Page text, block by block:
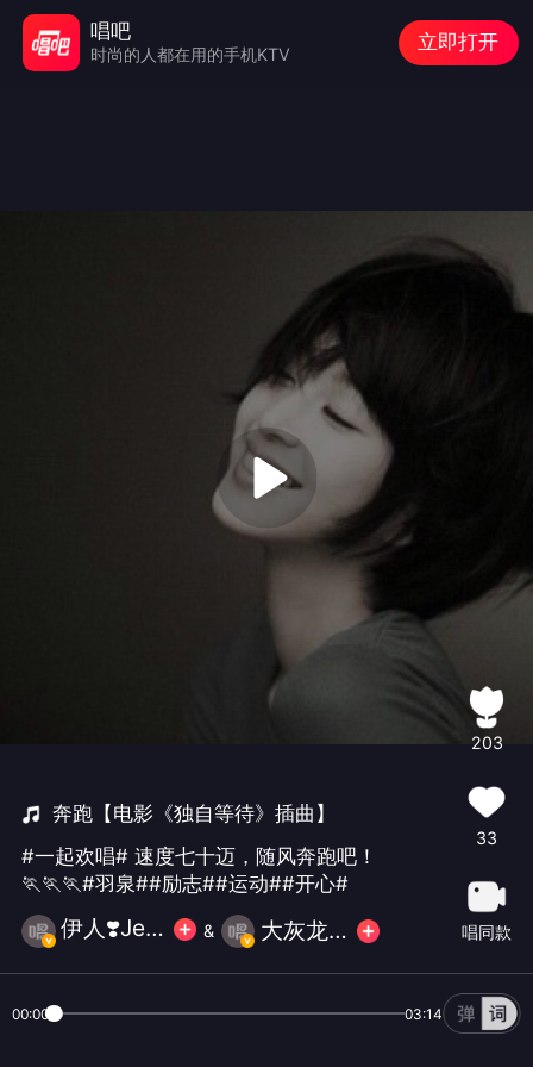
奔跑【电影《独自等待》插曲】
#一起欢唱# 速度七十迈，随风奔跑吧！
🏃🏃🏃#羽泉##励志##运动##开心#
伊人❣️Jessica & 大灰龙🦖
203
33
唱同款
00:00 03:14
唱吧
时尚的人都在用的手机KTV
立即打开